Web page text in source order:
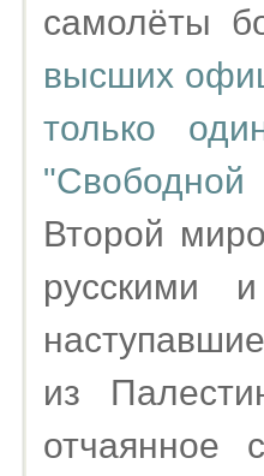
самолёты
высших
только
Второй
русскими
из
отчаянное